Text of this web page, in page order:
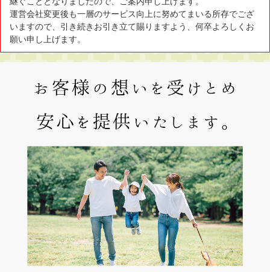
運営会社変更後も一層のサービス向上に努めてまいる所存でござ
いますので、引き続きお引き立て賜りますよう、何卒よろしくお
願い申し上げます。